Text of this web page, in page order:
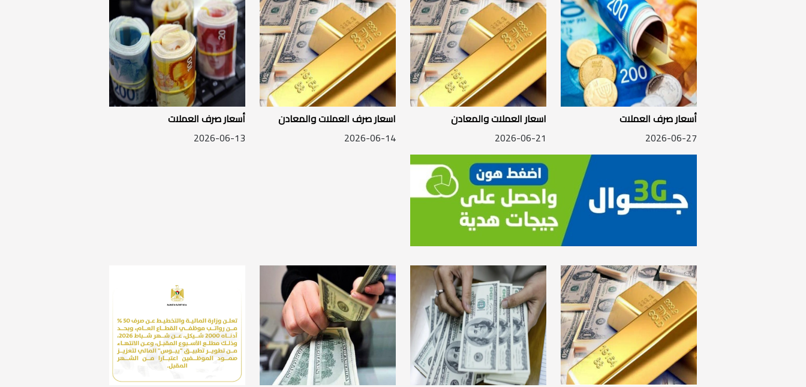
أسعار صرف العملات
2026-06-27
اسعار العملات والمعادن
2026-06-21
اسعار صرف العملات والمعادن
2026-06-14
أسعار صرف العملات
2026-06-13